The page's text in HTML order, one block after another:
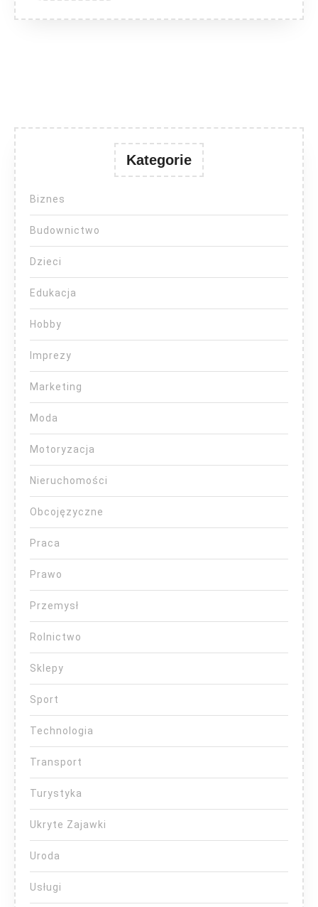
Kategorie
Biznes
Budownictwo
Dzieci
Edukacja
Hobby
Imprezy
Marketing
Moda
Motoryzacja
Nieruchomości
Obcojęzyczne
Praca
Prawo
Przemysł
Rolnictwo
Sklepy
Sport
Technologia
Transport
Turystyka
Ukryte Zajawki
Uroda
Usługi